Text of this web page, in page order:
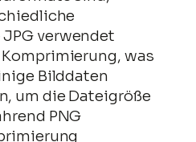
verwendet
was
Bilddaten
um die Dateigröße
PNG